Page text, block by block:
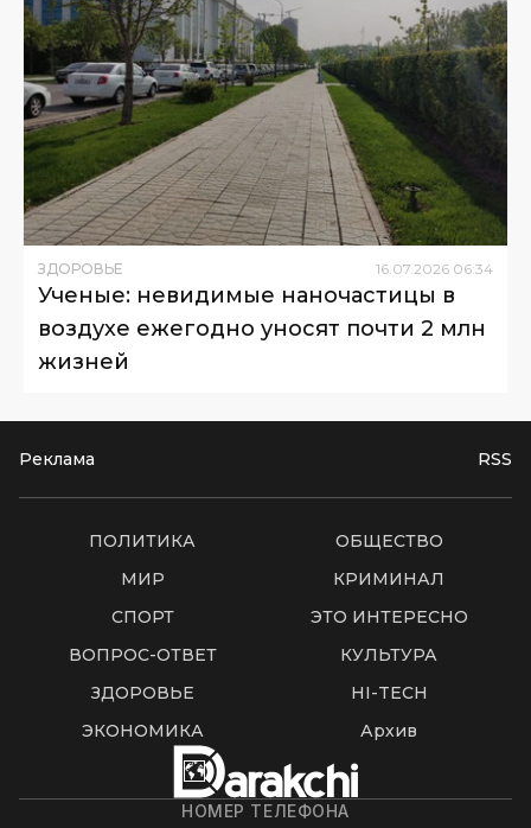
ЗДОРОВЬЕ 16 07 2026 06:34
Ученые: невидимые наночастицы в
воздухе ежегодно уносят почти 2 млн
жизней
Реклама RSS
ПОЛИТИКА
ОБЩЕСТВО
МИР
КРИМИНАЛ
СПОРТ
ЭТО ИНТЕРЕСНО
ВОПРОС-ОТВЕТ
КУЛЬТУРА
ЗДОРОВЬЕ
HI-TECH
ЭКОНОМИКА
Архив
НОМЕР ТЕЛЕФОНА